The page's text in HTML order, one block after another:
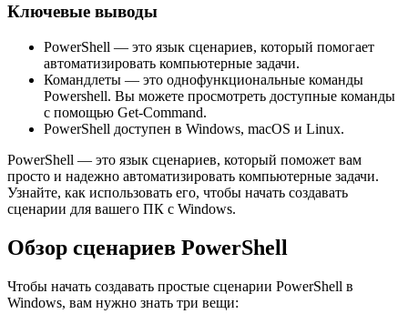
Ключевые выводы
PowerShell — это язык сценариев, который помогает
автоматизировать компьютерные задачи.
Командлеты — это однофункциональные команды
Powershell. Вы можете просмотреть доступные команды
с помощью Get-Command.
PowerShell доступен в Windows, macOS и Linux.
PowerShell — это язык сценариев, который поможет вам
просто и надежно автоматизировать компьютерные задачи.
Узнайте, как использовать его, чтобы начать создавать
сценарии для вашего ПК с Windows.
Обзор сценариев PowerShell
Чтобы начать создавать простые сценарии PowerShell в
Windows, вам нужно знать три вещи: